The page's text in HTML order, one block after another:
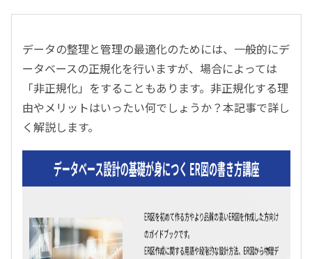
データの整理と管理の最適化のためには、一般的にデ
ータベースの正規化を行いますが、場合によっては
「非正規化」をすることもあります。非正規化する理
由やメリットはいったい何でしょうか？本記事で詳し
く解説します。